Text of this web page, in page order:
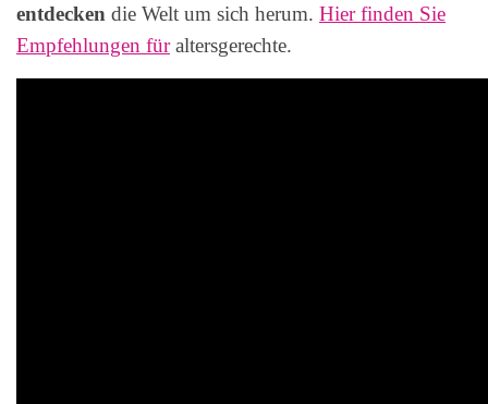
entdecken die Welt um sich herum. Hier finden Sie
Empfehlungen füraltersgerechte.